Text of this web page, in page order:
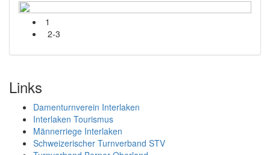
1
2-3
Links
Damenturnverein Interlaken
Interlaken Tourismus
Männerriege Interlaken
Schweizerischer Turnverband STV